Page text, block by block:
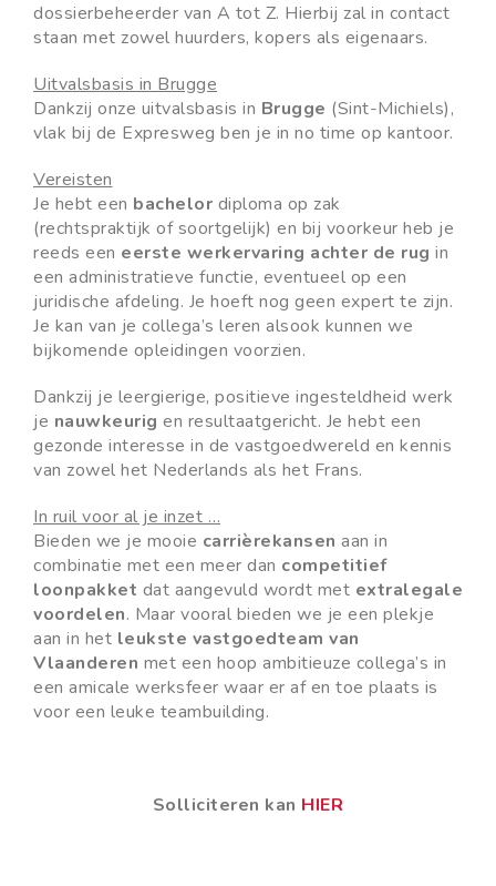
dossierbeheerder van A tot Z. Hierbij zal in contact
staan met zowel huurders, kopers als eigenaars.
Uitvalsbasis in Brugge
Dankzij onze uitvalsbasis in Brugge (Sint-Michiels),
vlak bij de Expresweg ben je in no time op kantoor.
Vereisten
Je hebt een bachelor diploma op zak
(rechtspraktijk of soortgelijk) en bij voorkeur heb je
reeds een eerste werkervaring achter de rug in
een administratieve functie, eventueel op een
juridische afdeling. Je hoeft nog geen expert te zijn.
Je kan van je collega’s leren alsook kunnen we
bijkomende opleidingen voorzien.
Dankzij je leergierige, positieve ingesteldheid werk
je nauwkeurig en resultaatgericht. Je hebt een
gezonde interesse in de vastgoedwereld en kennis
van zowel het Nederlands als het Frans.
In ruil voor al je inzet …
Bieden we je mooie carrièrekansen aan in
combinatie met een meer dan competitief
loonpakket dat aangevuld wordt met extralegale
voordelen. Maar vooral bieden we je een plekje
aan in het leukste vastgoedteam van
Vlaanderen met een hoop ambitieuze collega’s in
een amicale werksfeer waar er af en toe plaats is
voor een leuke teambuilding.
Solliciteren kan HIER